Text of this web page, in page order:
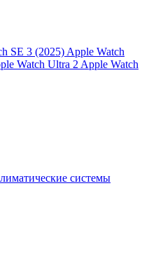
SE 3 (2025) Apple Watch
Watch Ultra 2 Apple Watch
системы